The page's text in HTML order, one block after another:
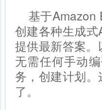
基于Amazon
创建各种生成
提供最新答案
无需任何手动
务，创建计划
了。